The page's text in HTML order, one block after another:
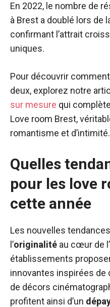
En 2022, le nombre de
à Brest a doublé lors de
confirmant l’attrait
uniques.
Pour découvrir
deux, explorez notre
sur mesure qui
Love room Brest,
romantisme et d’intimité.
Quelles
pour les love
cette année
Les nouvelles
l’originalité au cœur de
établissements
innovantes inspirées de
de décors
profitent ainsi d’un